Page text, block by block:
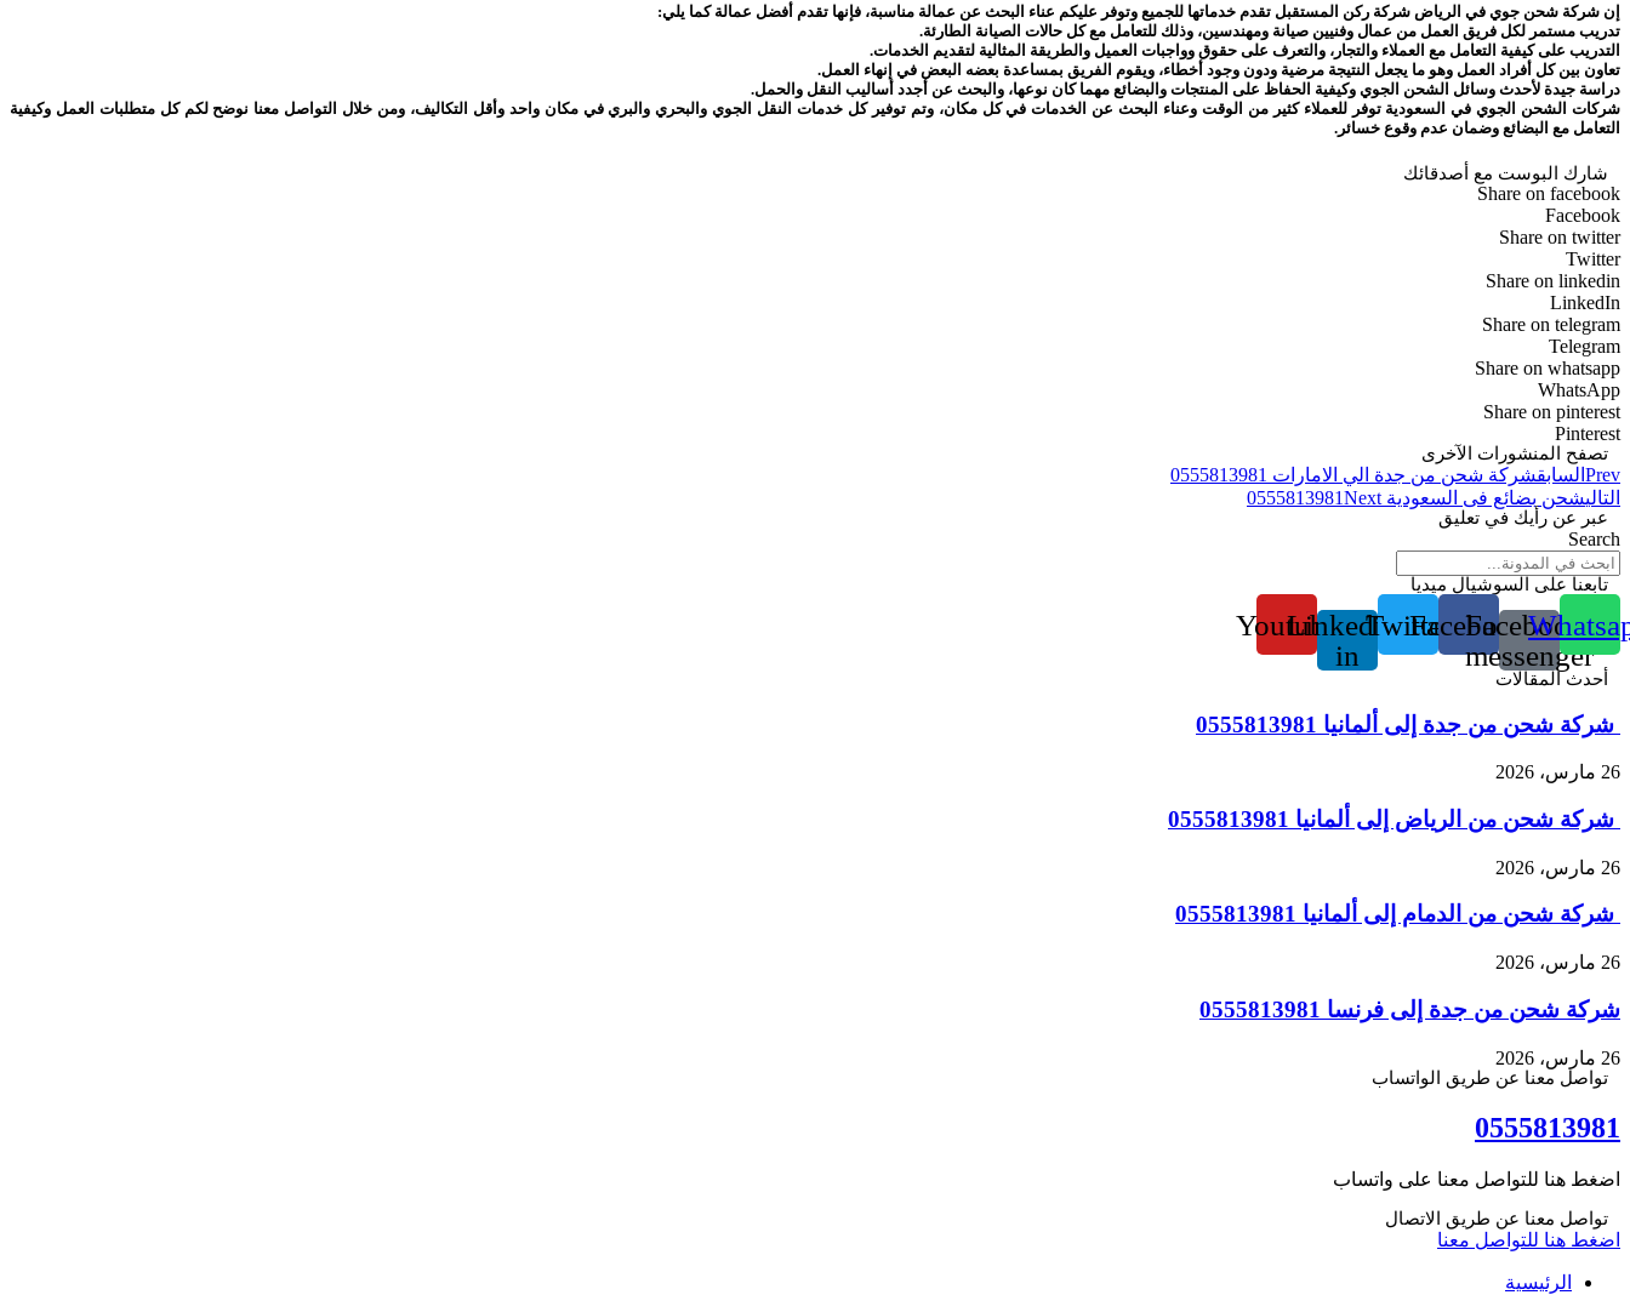
إن شركة شحن جوي في الرياض شركة ركن المستقبل تقدم خدماتها للجميع وتوفر عليكم عناء البحث عن عمالة مناسبة، فإنها تقدم أفضل عمالة كما يلي:
تدريب مستمر لكل فريق العمل من عمال وفنيين صيانة ومهندسين، وذلك للتعامل مع كل حالات الصيانة الطارئة.
التدريب على كيفية التعامل مع العملاء والتجار، والتعرف على حقوق وواجبات العميل والطريقة المثالية لتقديم الخدمات.
تعاون بين كل أفراد العمل وهو ما يجعل النتيجة مرضية ودون وجود أخطاء، ويقوم الفريق بمساعدة بعضه البعض في إنهاء العمل.
دراسة جيدة لأحدث وسائل الشحن الجوي وكيفية الحفاظ على المنتجات والبضائع مهما كان نوعها، والبحث عن أجدد أساليب النقل والحمل.
شركات الشحن الجوي في السعودية توفر للعملاء كثير من الوقت وعناء البحث عن الخدمات في كل مكان، وتم توفير كل خدمات النقل الجوي والبحري والبري في مكان واحد وأقل التكاليف، ومن خلال التواصل معنا نوضح لكم كل متطلبات العمل وكيفية
التعامل مع البضائع وضمان عدم وقوع خسائر.
شارك البوست مع أصدقائك
Share on facebook
Facebook
Share on twitter
Twitter
Share on linkedin
LinkedIn
Share on telegram
Telegram
Share on whatsapp
WhatsApp
Share on pinterest
Pinterest
تصفح المنشورات الآخرى
Prev السابقشركة شحن من جدة الي الامارات 0555813981
التاليشحن بضائع فى السعودية 0555813981 Next
عبر عن رأيك في تعليق
Search
تابعنا على السوشيال ميديا
Facebook-
messenger
Facebook
Twitter
Linkedin-
in
Youtube
أحدث المقالات
شركة شحن من جدة إلى ألمانيا 0555813981
26 مارس، 2026
شركة شحن من الرياض إلى ألمانيا 0555813981
26 مارس، 2026
شركة شحن من الدمام إلى ألمانيا 0555813981
26 مارس، 2026
شركة شحن من جدة إلى فرنسا 0555813981
26 مارس، 2026
تواصل معنا عن طريق الواتساب
0555813981
اضغط هنا للتواصل معنا على واتساب
تواصل معنا عن طريق الاتصال
اضغط هنا للتواصل معنا
الرئيسية